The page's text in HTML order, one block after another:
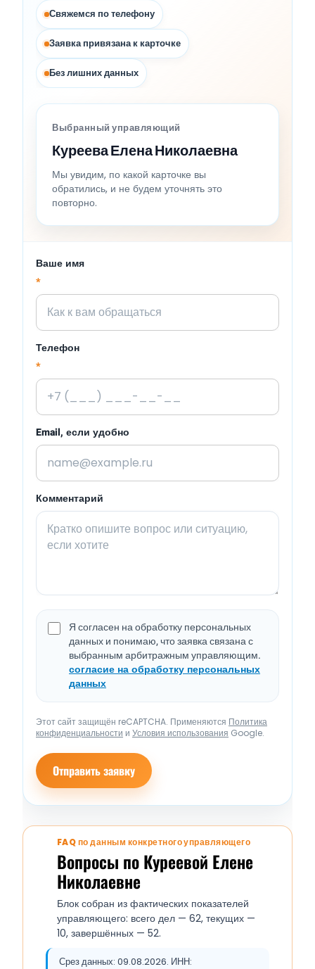
Свяжемся по телефону
Заявка привязана к карточке
Без лишних данных
Выбранный управляющий
Куреева Елена Николаевна
Мы увидим, по какой карточке вы
обратились, и не будем уточнять это
повторно.
Ваше имя
*
Телефон
*
Email, если удобно
Комментарий
Я согласен на обработку персональных
данных и понимаю, что заявка связана с
выбранным арбитражным управляющим.
согласие на обработку персональных
данных
Этот сайт защищён reCAPTCHA. Применяются Политика
конфиденциальности и Условия использования Google.
Отправить заявку
FAQ по данным конкретного управляющего
Вопросы по Куреевой Елене
Николаевне
Блок собран из фактических показателей
управляющего: всего дел — 62, текущих —
10, завершённых — 52.
Срез данных: 09.08.2026. ИНН: